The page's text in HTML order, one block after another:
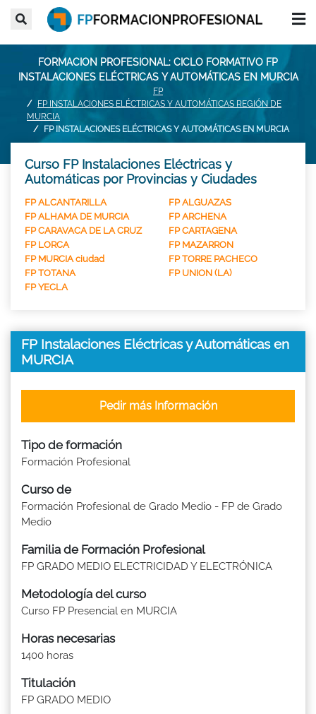
FORMACION PROFESIONAL: CICLO FORMATIVO FP
INSTALACIONES ELÉCTRICAS Y AUTOMÁTICAS EN MURCIA
FP
FP INSTALACIONES ELÉCTRICAS Y AUTOMÁTICAS REGIÓN DE
MURCIA
FP INSTALACIONES ELÉCTRICAS Y AUTOMÁTICAS EN MURCIA
Curso FP Instalaciones Eléctricas y
Automáticas por Provincias y Ciudades
FP ALCANTARILLA
FP ALGUAZAS
FP ALHAMA DE MURCIA
FP ARCHENA
FP CARAVACA DE LA CRUZ
FP CARTAGENA
FP LORCA
FP MAZARRON
FP MURCIA ciudad
FP TORRE PACHECO
FP TOTANA
FP UNION (LA)
FP YECLA
FP Instalaciones Eléctricas y Automáticas en
MURCIA
Tipo de formación
Formación Profesional
Curso de
Formación Profesional de Grado Medio - FP de Grado
Medio
Familia de Formación Profesional
FP GRADO MEDIO ELECTRICIDAD Y ELECTRÓNICA
Metodología del curso
Curso FP Presencial en MURCIA
Horas necesarias
1400 horas
Titulación
FP GRADO MEDIO
Pedir más Información